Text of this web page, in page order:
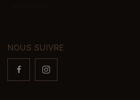
NOUS SUIVRE